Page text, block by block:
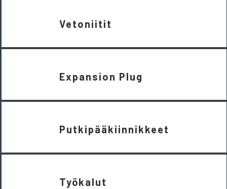
Vetoniitit
Expansion Plug
Putkipääkiinnikkeet
Työkalut